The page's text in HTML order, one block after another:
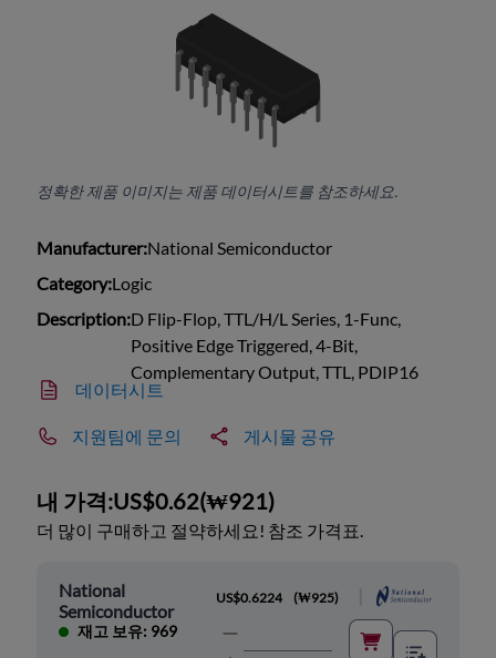
정확한 제품 이미지는 제품 데이터시트를 참조하세요.
Manufacturer:National Semiconductor
Category:Logic
Description:D Flip-Flop, TTL/H/L Series, 1-Func,
Positive Edge Triggered, 4-Bit,
Complementary Output, TTL, PDIP16
데이터시트
지원팀에 문의 게시물 공유
내 가격:US$0.62(₩921)
더 많이 구매하고 절약하세요! 참조 가격표.
National
Semiconductor
재고 보유: 969
US$0.6224 (₩925)